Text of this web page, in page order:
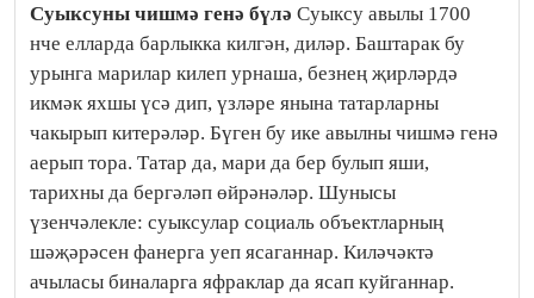
Суыксуны чишмә генә бүлә Суыксу авылы 1700
нче елларда барлыкка килгән, диләр. Баштарак бу
урынга марилар килеп урнаша, безнең җирләрдә
икмәк яхшы үсә дип, үзләре янына татарларны
чакырып китерәләр. Бүген бу ике авылны чишмә генә
аерып тора. Татар да, мари да бер булып яши,
тарихны да бергәләп өйрәнәләр. Шунысы
үзенчәлекле: суыксулар социаль объектларның
шәҗәрәсен фанерга уеп ясаганнар. Киләчәктә
ачыласы биналарга яфраклар да ясап куйганнар.